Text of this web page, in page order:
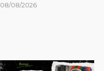
08/08/2026